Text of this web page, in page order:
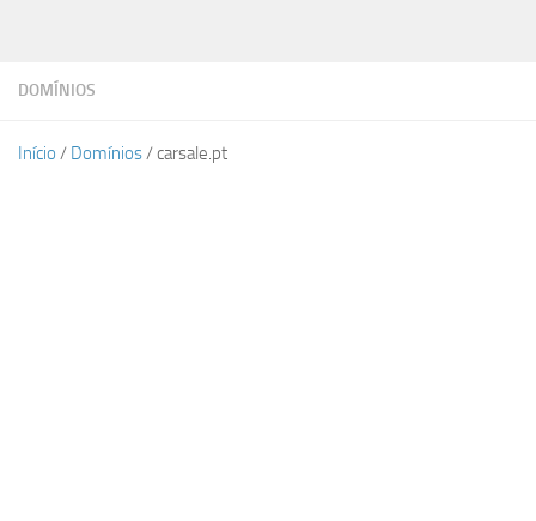
DOMÍNIOS
Início / Domínios/ carsale.pt